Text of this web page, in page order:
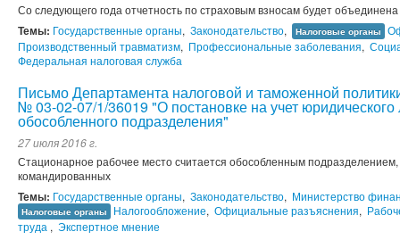
Со следующего года отчетность по страховым взносам будет
Темы: Государственные органы, Законодательство, Налоговые органы
Производственный травматизм, Профессиональные заболевания,
Федеральная налоговая служба
Письмо Департамента налоговой и таможенной
№ 03-02-07/1/36019 "О постановке на учет
обособленного подразделения"
27 июля 2016 г.
Стационарное рабочее место считается обособленным
командированных
Темы: Государственные органы, Законодательство, Министерство
Налоговые органы Налогообложение, Официальные разъяснения,
труда , Экспертное мнение